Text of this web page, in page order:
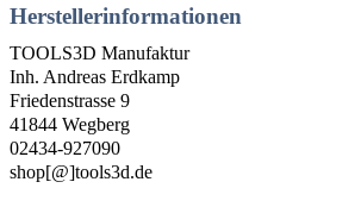
Herstellerinformationen
TOOLS3D Manufaktur
Inh. Andreas Erdkamp
Friedenstrasse 9
41844 Wegberg
02434-927090
shop[@]tools3d.de